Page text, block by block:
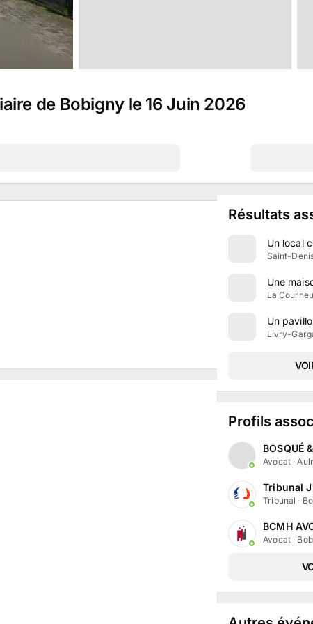
de Bobigny le 16 Juin 2026
Résultats
Un local
Saint-
Une
La
Un
Livry-
Profils
BOSQUÉ
Avocat ·
Tribunal
Tribunal ·
BCMH
Avocat ·